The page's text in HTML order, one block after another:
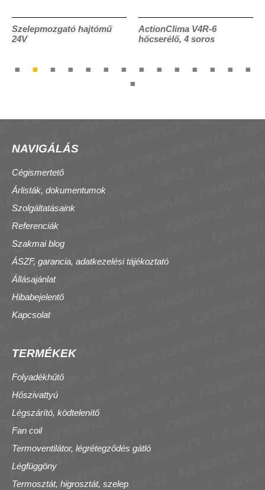
Szelepmozgató hajtómű
24V
ActionClima V4R-6
hőcserélő, 4 soros
NAVIGÁLÁS
Cégismertető
Árlisták, dokumentumok
Szolgáltatásaink
Referenciák
Szakmai blog
ÁSZF, garancia, adatkezelési tájékoztató
Állásajánlat
Hibabejelentő
Kapcsolat
TERMÉKEK
Folyadékhűtő
Hőszivattyú
Légszárító, ködtelenítő
Fan coil
Termoventilátor, légrétegződés gátló
Légfüggöny
Termosztát, higrosztát, szelep